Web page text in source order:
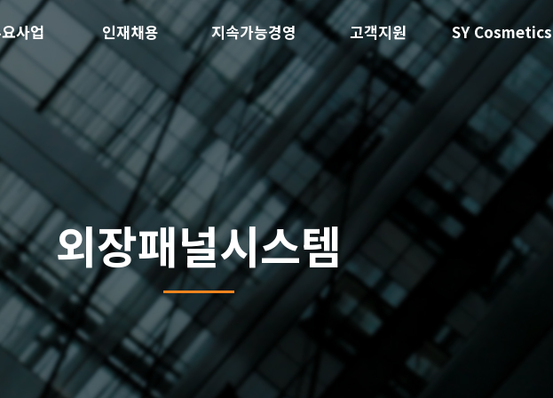
사업 인재채용 지속가능경영 고객지원 SY Cosmetics
외장패널시스템